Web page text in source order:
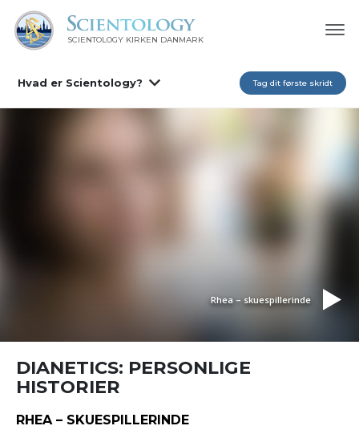
SCIENTOLOGY KIRKEN DANMARK
Hvad er Scientology? Tag dit første skridt
Rhea – skuespillerinde
DIANETICS: PERSONLIGE
HISTORIER
RHEA – SKUESPILLERINDE